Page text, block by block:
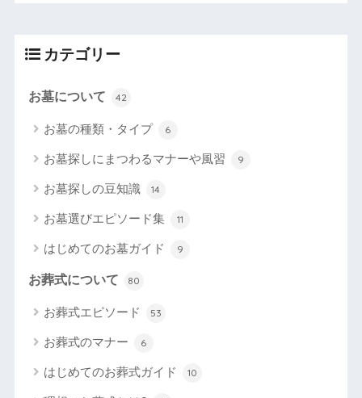
カテゴリー
お墓について 42
お墓の種類・タイプ 6
お墓探しにまつわるマナーや風習 9
お墓探しの豆知識 14
お墓選びエピソード集 11
はじめてのお墓ガイド 9
お葬式について 80
お葬式エピソード 53
お葬式のマナー 6
はじめてのお葬式ガイド 10